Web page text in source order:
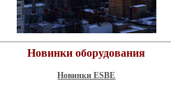
Новинки оборудования
Новинки ESBE